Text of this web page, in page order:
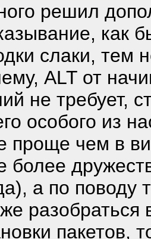
решил
как
слаки, тем
ALT от
не требует,
особого из
проще чем в
более
а по поводу
разобраться
пакетов,